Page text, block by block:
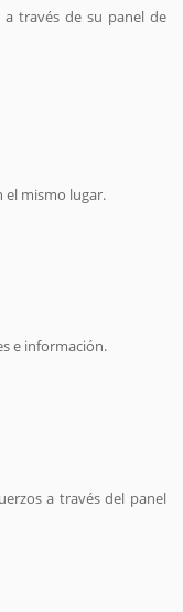
través de su panel de
el mismo lugar.
e información.
a través del panel